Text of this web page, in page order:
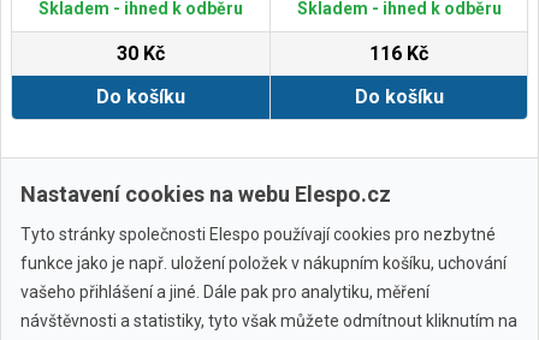
Skladem - ihned k odběru
30 Kč
Do košíku
Skladem - ihned k odběru
116 Kč
Do košíku
Zobrazit další
Nastavení cookies na webu Elespo.cz
Tyto stránky společnosti Elespo používají cookies pro nezbytné
funkce jako je např. uložení položek v nákupním košíku, uchování
vašeho přihlášení a jiné. Dále pak pro analytiku, měření
návštěvnosti a statistiky, tyto však můžete odmítnout kliknutím na